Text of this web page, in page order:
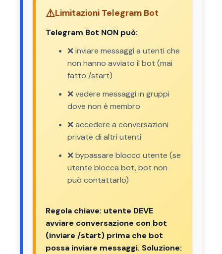
⚠️Limitazioni Telegram Bot
Telegram Bot NON può:
❌ inviare messaggi a utenti che
non hanno avviato il bot (mai
fatto /start)
❌ vedere messaggi in gruppi
dove non è membro
❌ accedere a conversazioni
private di altri utenti
❌ bypassare blocco utente (se
utente blocca bot, bot non
può contattarlo)
Regola chiave: utente DEVE
avviare conversazione con bot
(inviare /start) prima che bot
possa inviare messaggi. Soluzione: